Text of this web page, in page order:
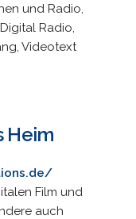
und Radio,
Radio,
Videotext
Heim
Film und
auch